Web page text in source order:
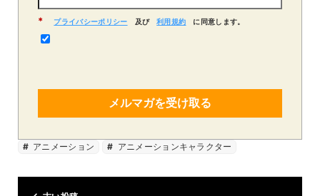
* プライバシーポリシー 及び 利用規約 に同意します。
メルマガを受け取る
アニメーション アニメーションキャラクター